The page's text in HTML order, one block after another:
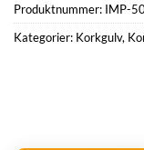
Produktnummer: IMP-
Kategorier: Korkgulv,